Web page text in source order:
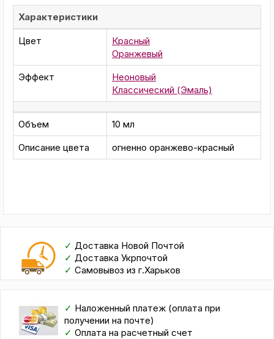
Характеристики
Цвет
Красный
Оранжевый
Эффект
Неоновый
Классический (Эмаль)
Объем
10 мл
Описание цвета
огненно оранжево-красный
✓ Доставка Новой Почтой
✓ Доставка Укрпочтой
✓ Самовывоз из г.Харьков
✓ Наложенный платеж (оплата при
получении на почте)
✓ Оплата на расчетный счет